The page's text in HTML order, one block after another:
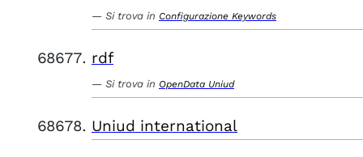
Si trova in Configurazione Keywords
rdf
Si trova in OpenData Uniud
Uniud international